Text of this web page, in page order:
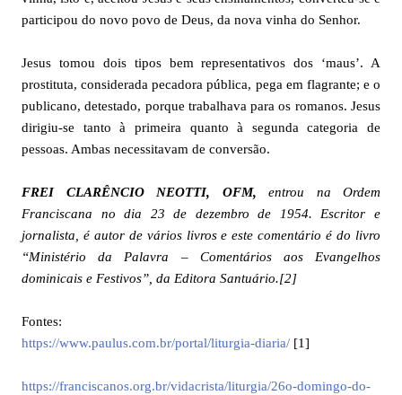
participou do novo povo de Deus, da nova vinha do Senhor.
Jesus tomou dois tipos bem representativos dos ‘maus’. A
prostituta, considerada pecadora pública, pega em flagrante; e o
publicano, detestado, porque trabalhava para os romanos. Jesus
dirigiu-se tanto à primeira quanto à segunda categoria de
pessoas. Ambas necessitavam de conversão.
FREI CLARÊNCIO NEOTTI, OFM, entrou na Ordem
Franciscana no dia 23 de dezembro de 1954. Escritor e
jornalista, é autor de vários livros e este comentário é do livro
“Ministério da Palavra – Comentários aos Evangelhos
dominicais e Festivos”, da Editora Santuário.[2]
Fontes:
https://www.paulus.com.br/portal/liturgia-diaria/ [1]
https://franciscanos.org.br/vidacrista/liturgia/26o-domingo-do-